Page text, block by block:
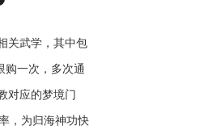
关武学，其中包
购一次，多次通
对应的梦境门
，为归海神功快